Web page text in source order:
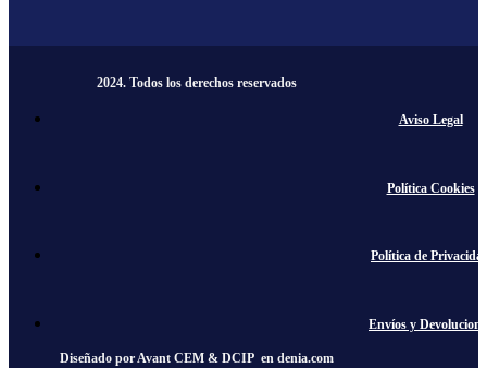
2024. Todos los derechos reservados​
Aviso Legal
Política Cookies
Política de
Envíos y
Diseñado porAvant CEM& DCIP en denia.com